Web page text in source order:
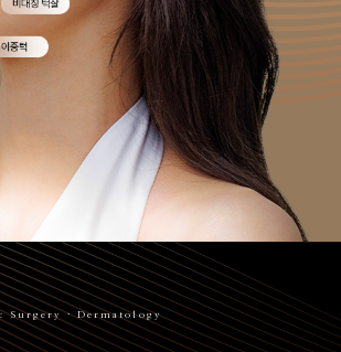
Surgery · Dermatology